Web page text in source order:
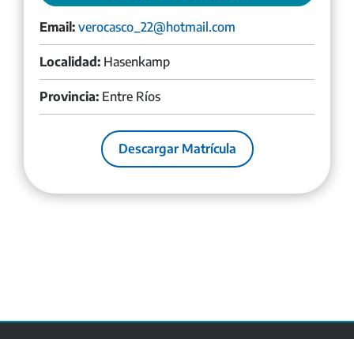
Email: verocasco_22@hotmail.com
Localidad: Hasenkamp
Provincia: Entre Ríos
Descargar Matrícula